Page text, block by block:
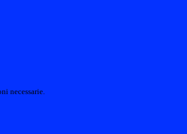
necessarie.